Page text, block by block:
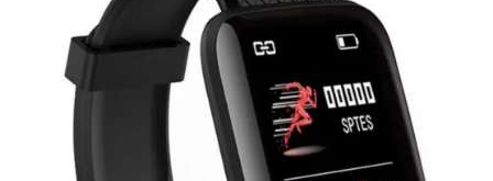
Оплачивайте сегодня только
25% картой любого банка
Получайте товар